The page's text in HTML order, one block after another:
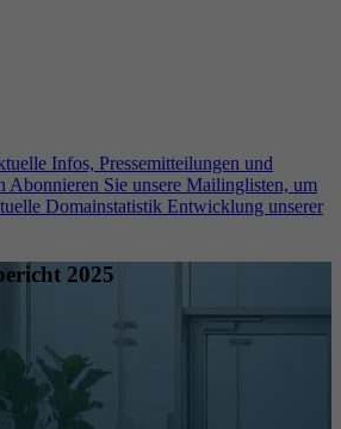
Infos, Pressemitteilungen und
Abonnieren Sie unsere Mailinglisten, um
Domainstatistik Entwicklung unserer
2025